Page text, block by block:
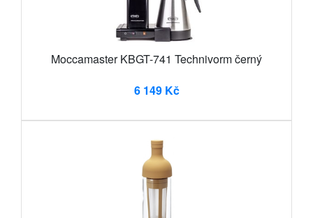
Moccamaster KBGT-741 Technivorm černý
6 149 Kč